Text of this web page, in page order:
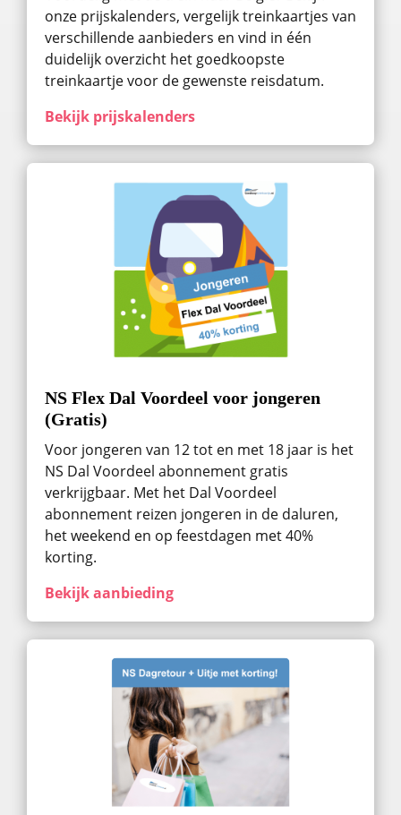
onze prijskalenders, vergelijk treinkaartjes van
verschillende aanbieders en vind in één
duidelijk overzicht het goedkoopste
treinkaartje voor de gewenste reisdatum.
Bekijk prijskalenders
NS Flex Dal Voordeel voor jongeren
(Gratis)
Voor jongeren van 12 tot en met 18 jaar is het
NS Dal Voordeel abonnement gratis
verkrijgbaar. Met het Dal Voordeel
abonnement reizen jongeren in de daluren,
het weekend en op feestdagen met 40%
korting.
Bekijk aanbieding